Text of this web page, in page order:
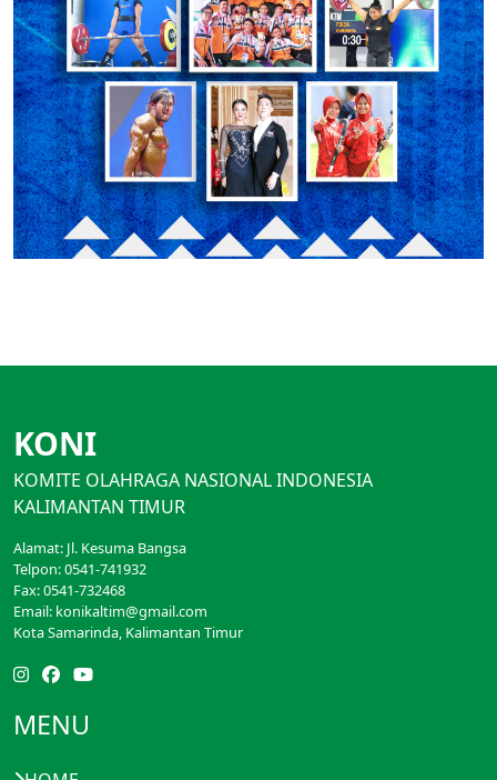
KONI
KOMITE OLAHRAGA NASIONAL INDONESIA
KALIMANTAN TIMUR
Alamat: Jl. Kesuma Bangsa
Telpon: 0541-741932
Fax: 0541-732468
Email: konikaltim@gmail.com
Kota Samarinda, Kalimantan Timur
MENU